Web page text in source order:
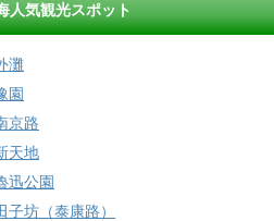
人気観光スポット
灘
園
京路
天地
迅公園
子坊（泰康路）